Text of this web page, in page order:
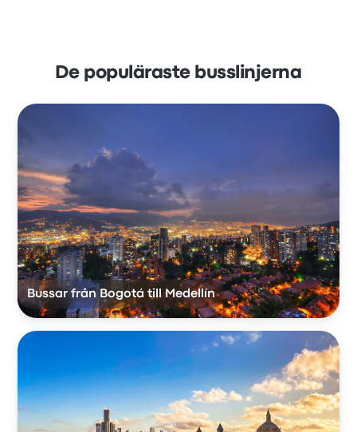
De populäraste busslinjerna
Bussar från Bogotá till Medellín